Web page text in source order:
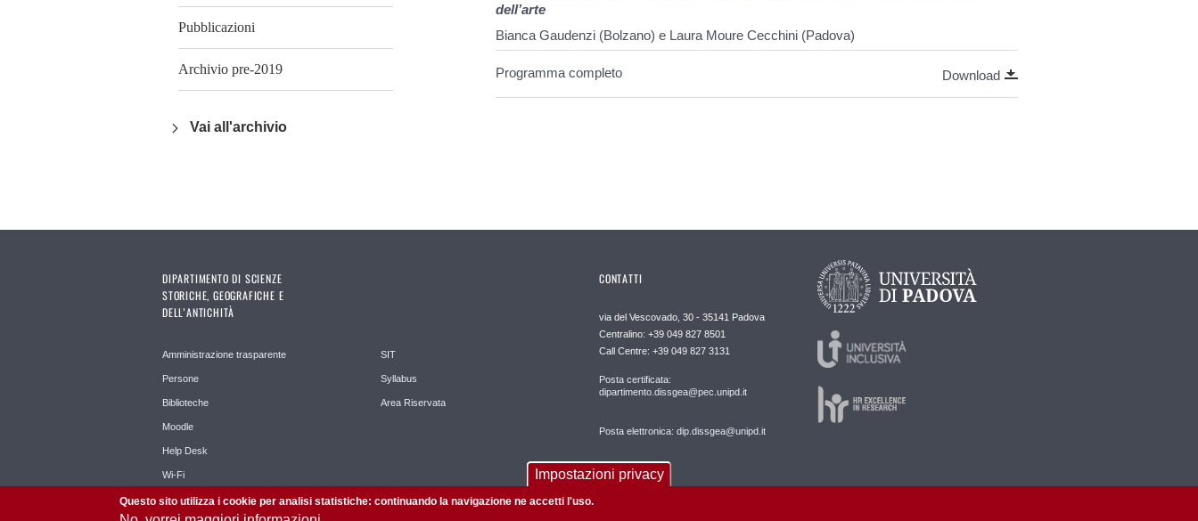
Pubblicazioni
Archivio pre-2019
Vai all'archivio
dell’arte
Bianca Gaudenzi (Bolzano) e Laura Moure Cecchini (Padova)
Programma completo Download
DIPARTIMENTO DI SCIENZE
STORICHE, GEOGRAFICHE E
DELL’ANTICHITÀ
Amministrazione trasparente
Persone
Biblioteche
Moodle
Help Desk
Wi-Fi
SIT
Syllabus
Area Riservata
CONTATTI
via del Vescovado, 30 - 35141 Padova
Centralino: +39 049 827 8501
Call Centre: +39 049 827 3131
Posta certificata:
dipartimento.dissgea@pec.unipd.it
Posta elettronica: dip.dissgea@unipd.it
Impostazioni privacy
Questo sito utilizza i cookie per analisi statistiche: continuando la navigazione ne accetti l'uso.